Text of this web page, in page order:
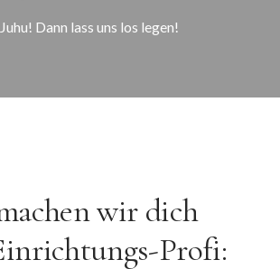
Juhu! Dann lass uns los legen!
wir dich
Profi: